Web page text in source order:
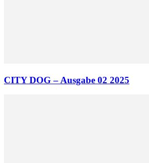
CITY DOG – Ausgabe 02 2025